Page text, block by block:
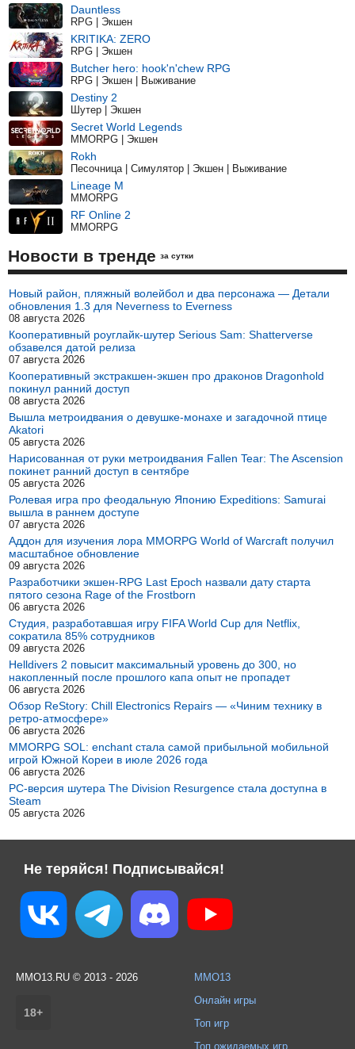
Dauntless
RPG | Экшен
KRITIKA: ZERO
RPG | Экшен
Butcher hero: hook'n'chew RPG
RPG | Экшен | Выживание
Destiny 2
Шутер | Экшен
Secret World Legends
MMORPG | Экшен
Rokh
Песочница | Симулятор | Экшен | Выживание
Lineage M
MMORPG
RF Online 2
MMORPG
Новости в тренде за сутки
Новый район, пляжный волейбол и два персонажа — Детали
обновления 1.3 для Neverness to Everness
08 августа 2026
Кооперативный роуглайк-шутер Serious Sam: Shatterverse
обзавелся датой релиза
07 августа 2026
Кооперативный экстракшен-экшен про драконов Dragonhold
покинул ранний доступ
08 августа 2026
Вышла метроидвания о девушке-монахе и загадочной птице
Akatori
05 августа 2026
Нарисованная от руки метроидвания Fallen Tear: The Ascension
покинет ранний доступ в сентябре
05 августа 2026
Ролевая игра про феодальную Японию Expeditions: Samurai
вышла в раннем доступе
07 августа 2026
Аддон для изучения лора MMORPG World of Warcraft получил
масштабное обновление
09 августа 2026
Разработчики экшен-RPG Last Epoch назвали дату старта
пятого сезона Rage of the Frostborn
06 августа 2026
Студия, разработавшая игру FIFA World Cup для Netflix,
сократила 85% сотрудников
09 августа 2026
Helldivers 2 повысит максимальный уровень до 300, но
накопленный после прошлого капа опыт не пропадет
06 августа 2026
Обзор ReStory: Chill Electronics Repairs — «Чиним технику в
ретро-атмосфере»
06 августа 2026
MMORPG SOL: enchant стала самой прибыльной мобильной
игрой Южной Кореи в июле 2026 года
06 августа 2026
PC-версия шутера The Division Resurgence стала доступна в
Steam
05 августа 2026
Не теряйся! Подписывайся!
MMO13.RU © 2013 - 2026
18+
MMO13
Онлайн игры
Топ игр
Топ ожидаемых игр